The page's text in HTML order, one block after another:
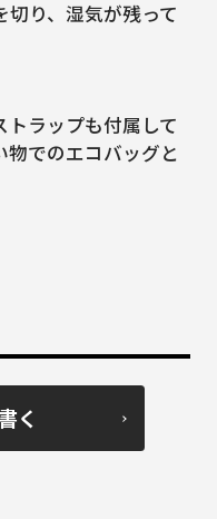
り、湿気が残って
ラップも付属して
物でのエコバッグと
く